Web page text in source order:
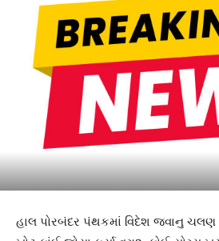
હાલ પોરબંદર પંથકમાં વિદેશ જવાનુ